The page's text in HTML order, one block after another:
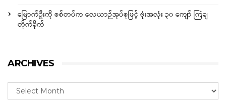
မြောက်ဦးကို စစ်တပ်က လေယာဉ်အုပ်စုဖြင့် ဗုံးအလုံး ၃၀ ကျော် ကြဲချ
တိုက်ခိုက်
ARCHIVES